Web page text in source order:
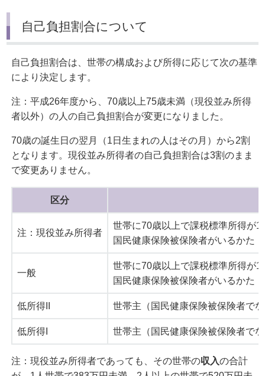
自己負担割合について
自己負担割合は、世帯の構成および所得に応じて次の基準
により決定します。
注：平成26年度から、70歳以上75歳未満（現役並み所得
者以外）の人の自己負担割合が変更になりました。
70歳の誕生日の翌月（1日生まれの人はその月）から2割
となります。現役並み所得者の自己負担割合は3割のまま
で変更ありません。
区分
注：現役並み所得者
世帯に70歳以上で課税標準所得が
国民健康保険被保険者がいるかた
一般
世帯に70歳以上で課税標準所得が
国民健康保険被保険者がいるかた
低所得II 世帯主（国民健康保険被保険者で
低所得I 世帯主（国民健康保険被保険者で
注：現役並み所得者であっても、その世帯の収入の合計